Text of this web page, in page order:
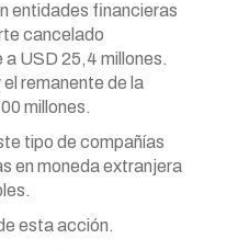
entidades financieras
cancelado
USD 25,4 millones.
remanente de la
millones.
tipo de compañías
en moneda extranjera
esta acción.